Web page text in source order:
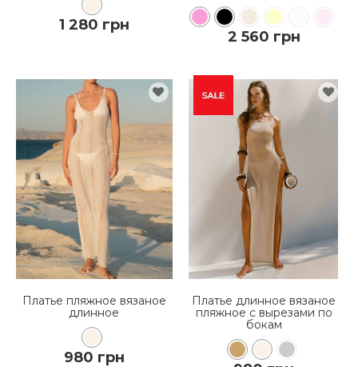
КУПИТЬ
ПОДРОБНЕЕ
1 280 грн
КУПИТЬ
ПОДРОБНЕЕ
2 560 грн
Платье пляжное вязаное
длинное
980 грн
Платье длинное вязаное
пляжное с вырезами по
бокам